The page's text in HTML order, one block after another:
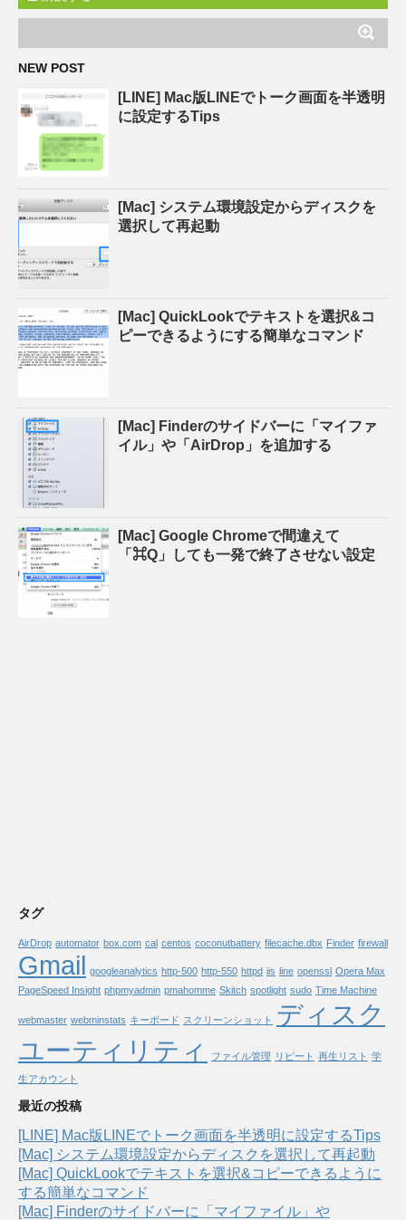
NEW POST
[LINE] Mac版LINEでトーク画面を半透明
に設定するTips
[Mac] システム環境設定からディスクを
選択して再起動
[Mac] QuickLookでテキストを選択&コ
ピーできるようにする簡単なコマンド
[Mac] Finderのサイドバーに「マイファ
イル」や「AirDrop」を追加する
[Mac] Google Chromeで間違えて
「⌘Q」しても一発で終了させない設定
タグ
AirDrop automator box.com cal centos coconutbattery filecache.dbx Finder firewall
Gmail googleanalytics http-500 http-550 httpd iis line openssl Opera Max
PageSpeed Insight phpmyadmin pmahomme Skitch spotlight sudo Time Machine
webmaster webminstats キーボード スクリーンショット
ディスク
ユーティリティ
ファイル管理 リピート 再生リスト 学
生アカウント
最近の投稿
[LINE] Mac版LINEでトーク画面を半透明に設定するTips
[Mac] システム環境設定からディスクを選択して再起動
[Mac] QuickLookでテキストを選択&コピーできるように
する簡単なコマンド
[Mac] Finderのサイドバーに「マイファイル」や